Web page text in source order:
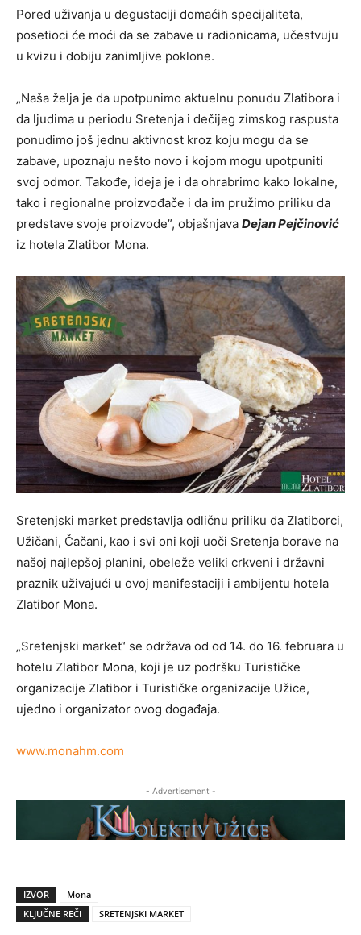
Pored uživanja u degustaciji domaćih specijaliteta,
posetioci će moći da se zabave u radionicama, učestvuju
u kvizu i dobiju zanimljive poklone.
„Naša želja je da upotpunimo aktuelnu ponudu Zlatibora i
da ljudima u periodu Sretenja i dečijeg zimskog raspusta
ponudimo još jednu aktivnost kroz koju mogu da se
zabave, upoznaju nešto novo i kojom mogu upotpuniti
svoj odmor. Takođe, ideja je i da ohrabrimo kako lokalne,
tako i regionalne proizvođače i da im pružimo priliku da
predstave svoje proizvode”, objašnjava Dejan Pejčinović
iz hotela Zlatibor Mona.
Sretenjski market predstavlja odličnu priliku da Zlatiborci,
Užičani, Čačani, kao i svi oni koji uoči Sretenja borave na
našoj najlepšoj planini, obeleže veliki crkveni i državni
praznik uživajući u ovoj manifestaciji i ambijentu hotela
Zlatibor Mona.
„Sretenjski market“ se održava od od 14. do 16. februara u
hotelu Zlatibor Mona, koji je uz podršku Turističke
organizacije Zlatibor i Turističke organizacije Užice,
ujedno i organizator ovog događaja.
www.monahm.com
- Advertisement -
IZVOR
Mona
KLJUČNE REČI
SRETENJSKI MARKET